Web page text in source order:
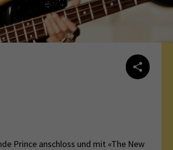
Prince anschloss und mit «The New